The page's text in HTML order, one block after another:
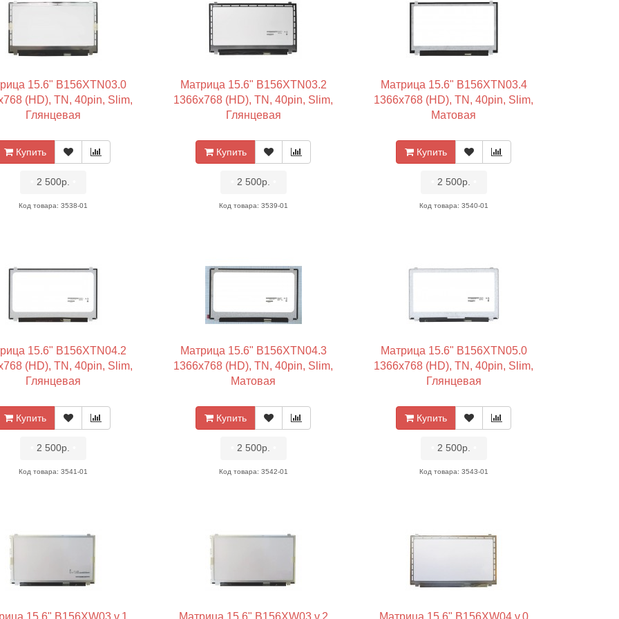
15.6" B156XTN03.0
(HD), TN, 40pin, Slim,
Глянцевая
Купить
2 500р.
Код товара: 3538-01
Матрица 15.6" B156XTN03.2
1366x768 (HD), TN, 40pin, Slim,
Глянцевая
Купить
2 500р.
Код товара: 3539-01
Матрица 15.6" B156XTN03.4
1366x768 (HD), TN, 40pin, Slim,
Матовая
Купить
2 500р.
Код товара: 3540-01
15.6" B156XTN04.2
(HD), TN, 40pin, Slim,
Глянцевая
Купить
2 500р.
Код товара: 3541-01
Матрица 15.6" B156XTN04.3
1366x768 (HD), TN, 40pin, Slim,
Матовая
Купить
2 500р.
Код товара: 3542-01
Матрица 15.6" B156XTN05.0
1366x768 (HD), TN, 40pin, Slim,
Глянцевая
Купить
2 500р.
Код товара: 3543-01
15.6" B156XW03 v.1 Матрица 15.6" B156XW03 v.2 Матрица 15.6" B156XW04 v.0